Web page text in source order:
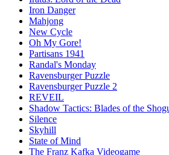
Iron Danger
Mahjong
New Cycle
Oh My Gore!
Partisans 1941
Randal's Monday
Ravensburger Puzzle
Ravensburger Puzzle 2
REVEIL
Shadow Tactics: Blades of the
Silence
Skyhill
State of Mind
The Franz Kafka Videogame